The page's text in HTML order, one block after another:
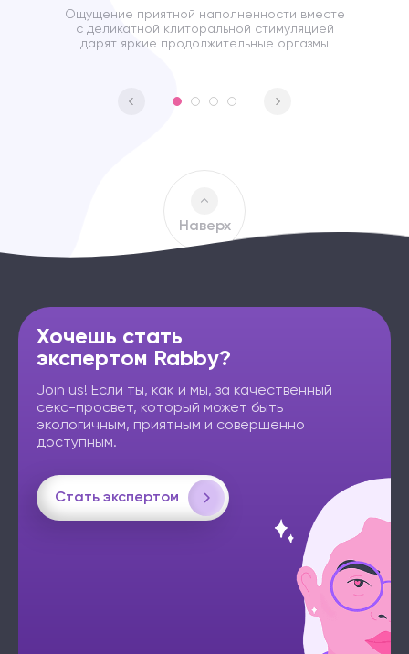
Ощущение приятной наполненности вместе
с деликатной клиторальной стимуляцией
дарят яркие продолжительные оргазмы
Наверх
Хочешь стать
экспертом Rabby?
Join us! Если ты, как и мы, за качественный
секс-просвет, который может быть
экологичным, приятным и совершенно
доступным.
Стать экспертом